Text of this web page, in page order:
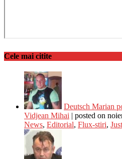
Cele mai citite
Deutsch Marian
Vidjean Mihai | posted on
News, Editorial, Flux-stiri,